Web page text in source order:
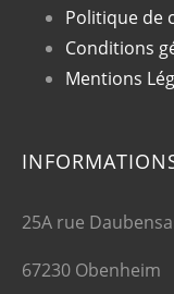
Politique de
Conditions
Mentions
25A rue
67230 Obenheim